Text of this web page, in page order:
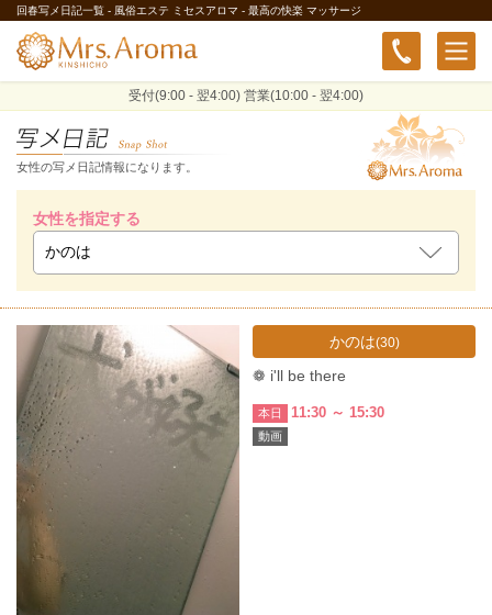
回春写メ日記一覧 - 風俗エステ ミセスアロマ - 最高の快楽 マッサージ
受付(9:00 - 翌4:00) 営業(10:00 - 翌4:00)
女性の写メ日記情報になります。
女性を指定する
かのは(30)
❁ i'll be there
本日 11:30 ～ 15:30
動画